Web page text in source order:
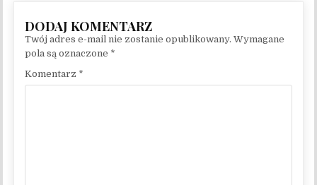
Twój adres e-mail nie zostanie opublikowany. Wymagane
pola są oznaczone *
Komentarz *